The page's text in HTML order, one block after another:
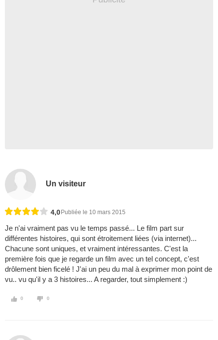
Un visiteur
4,0 Publiée le 10 mars 2015
Je n'ai vraiment pas vu le temps passé... Le film part sur
différentes histoires, qui sont étroitement liées (via internet)...
Chacune sont uniques, et vraiment intéressantes. C'est la
première fois que je regarde un film avec un tel concept, c'est
drôlement bien ficelé ! J'ai un peu du mal à exprimer mon point de
vu.. vu qu'il y a 3 histoires... A regarder, tout simplement :)
0 0